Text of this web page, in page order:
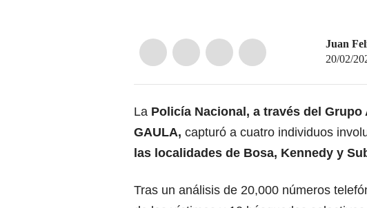
Juan
20/02/
La Policía Nacional, a través del
GAULA, capturó a cuatro individuos
las localidades de Bosa, Kennedy y
Tras un análisis de 20,000 números